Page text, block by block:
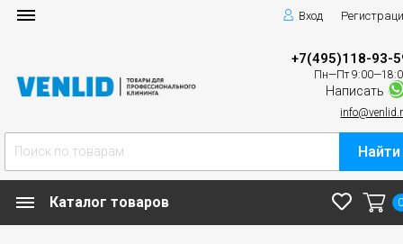
Вход
+7(495)118-93-
Пн—Пт
Написать
Найти
Каталог товаров